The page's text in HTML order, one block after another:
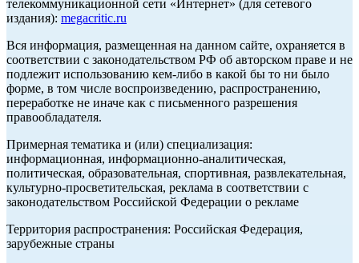
телекоммуникационной сети «Интернет» (для сетевого
издания): megacritic.ru
Вся информация, размещенная на данном сайте, охраняется в
соответствии с законодательством РФ об авторском праве и не
подлежит использованию кем-либо в какой бы то ни было
форме, в том числе воспроизведению, распространению,
переработке не иначе как с письменного разрешения
правообладателя.
Примерная тематика и (или) специализация:
информационная, информационно-аналитическая,
политическая, образовательная, спортивная, развлекательная,
культурно-просветительская, реклама в соответствии с
законодательством Российской Федерации о рекламе
Территория распространения: Российская Федерация,
зарубежные страны